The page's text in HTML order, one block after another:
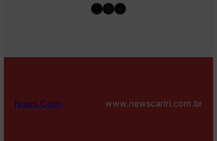
Youtube
Instagram
Facebook
News Cariri www.newscariri.com.br